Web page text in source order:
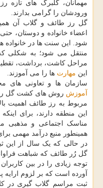
مهمانان، گلبرگ های تازه
ورودشان را گرامی بدارند.
گل رز طائف و گلاب آن
اعضاء خانواده و دوستان،
شود. این سنت ها در خانواده
منتقل می شود؛ به شکلی
مراحل کاشت، برداشت،
این مهارت ها را می آموزند.
سازمان ها و تعاونی های
آموزش روش های کشت گل رز
مربوط به رز طائف اهمیت
این منطقه دارند، برای
مناسک اجتماعی و مذهبی
همینطور منبع درآمد مهمی
در حالی که یک سال از این
گل رُر طائف که شباهت
توجه زیادی را در بین
آورده است که بر لزوم ارایه
ثبت مراسم گلاب گیری در